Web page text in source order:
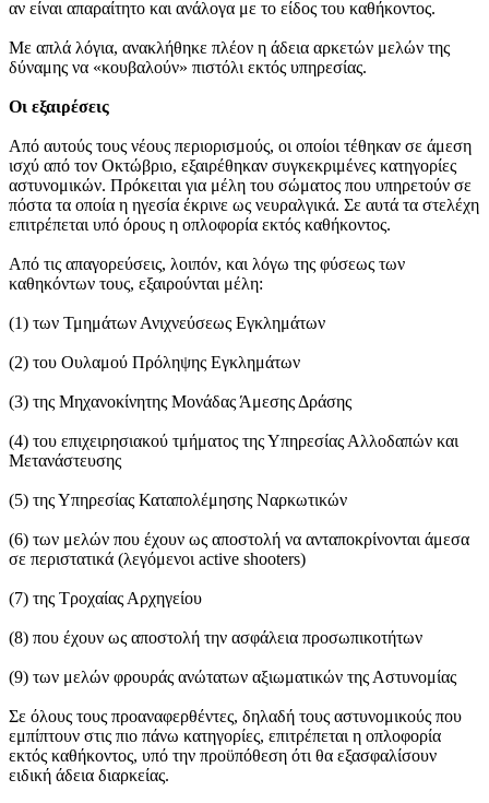
αν είναι απαραίτητο και ανάλογα με το είδος του καθήκοντος.
Με απλά λόγια, ανακλήθηκε πλέον η άδεια αρκετών μελών της
δύναμης να «κουβαλούν» πιστόλι εκτός υπηρεσίας.
Οι εξαιρέσεις
Από αυτούς τους νέους περιορισμούς, οι οποίοι τέθηκαν σε άμεση
ισχύ από τον Οκτώβριο, εξαιρέθηκαν συγκεκριμένες κατηγορίες
αστυνομικών. Πρόκειται για μέλη του σώματος που υπηρετούν σε
πόστα τα οποία η ηγεσία έκρινε ως νευραλγικά. Σε αυτά τα στελέχη
επιτρέπεται υπό όρους η οπλοφορία εκτός καθήκοντος.
Από τις απαγορεύσεις, λοιπόν, και λόγω της φύσεως των
καθηκόντων τους, εξαιρούνται μέλη:
(1) των Τμημάτων Ανιχνεύσεως Εγκλημάτων
(2) του Ουλαμού Πρόληψης Εγκλημάτων
(3) της Μηχανοκίνητης Μονάδας Άμεσης Δράσης
(4) του επιχειρησιακού τμήματος της Υπηρεσίας Αλλοδαπών και
Μετανάστευσης
(5) της Υπηρεσίας Καταπολέμησης Ναρκωτικών
(6) των μελών που έχουν ως αποστολή να ανταποκρίνονται άμεσα
σε περιστατικά (λεγόμενοι active shooters)
(7) της Τροχαίας Αρχηγείου
(8) που έχουν ως αποστολή την ασφάλεια προσωπικοτήτων
(9) των μελών φρουράς ανώτατων αξιωματικών της Αστυνομίας
Σε όλους τους προαναφερθέντες, δηλαδή τους αστυνομικούς που
εμπίπτουν στις πιο πάνω κατηγορίες, επιτρέπεται η οπλοφορία
εκτός καθήκοντος, υπό την προϋπόθεση ότι θα εξασφαλίσουν
ειδική άδεια διαρκείας.